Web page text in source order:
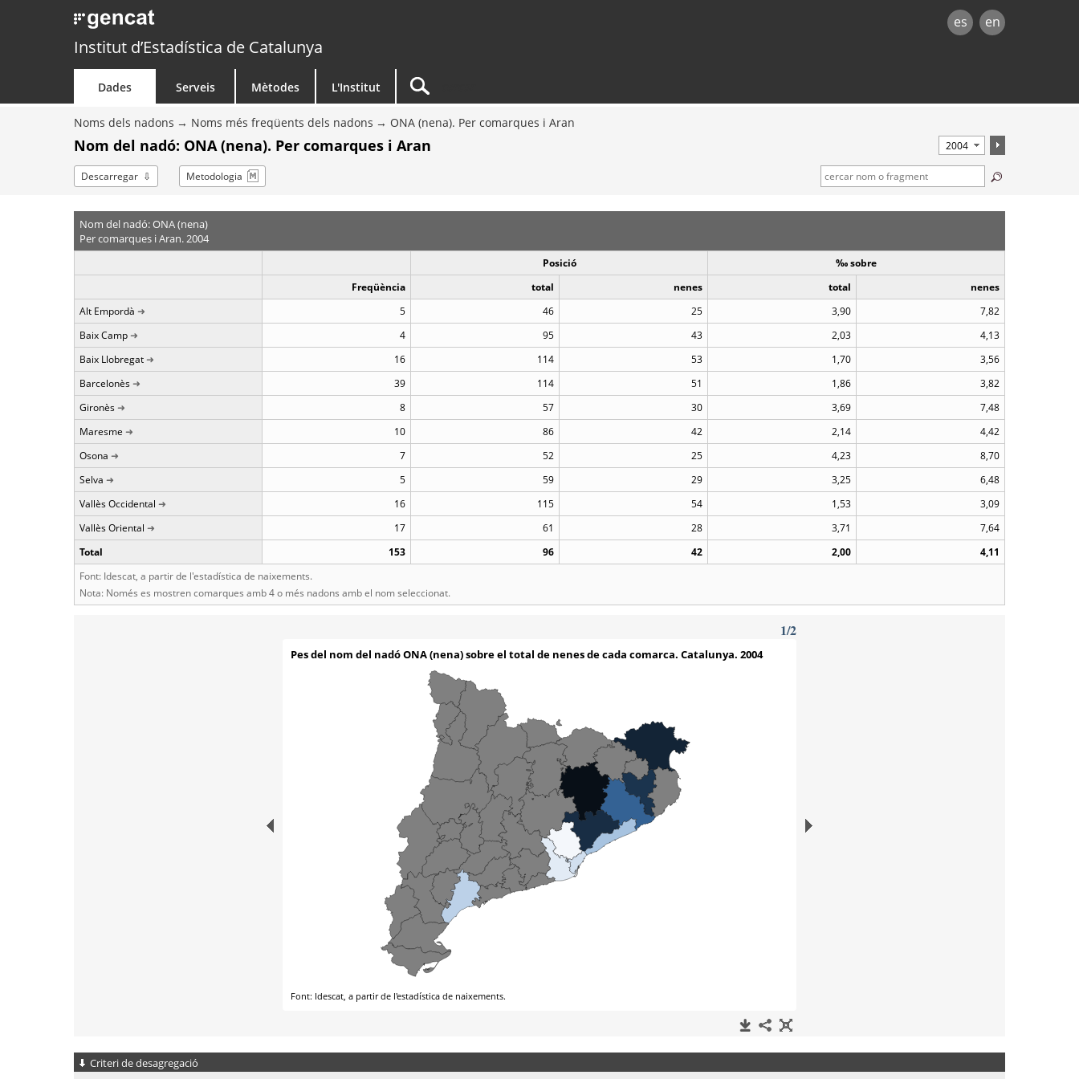
es en
Institut d’Estadística de Catalunya
Dades Serveis Mètodes L'Institut
Noms dels nadons Noms més freqüents dels nadons ONA (nena). Per comarques i Aran
Nom del nadó: ONA (nena). Per comarques i Aran
Descarregar Metodologia
Nom del nadó: ONA (nena)
Per comarques i Aran. 2004
Posició
‰ sobre
Freqüència
total nenes total
nenes
Alt Empordà
5 46 25 3,90
7,82
Baix Camp
4 95 43 2,03
4,13
Baix Llobregat
16 114 53 1,70
3,56
Barcelonès
39 114 51 1,86
3,82
Gironès
8 57 30 3,69
7,48
Maresme
10 86 42 2,14
4,42
Osona
7 52 25 4,23
8,70
Selva
5 59 29 3,25
6,48
Vallès Occidental
16 115 54 1,53
3,09
Vallès Oriental
17 61 28 3,71
7,64
Total
153 96 42 2,00
4,11
Font: Idescat, a partir de l'estadística de naixements.
Nota: Només es mostren comarques amb 4 o més nadons amb el nom seleccionat.
Criteri de desagregació